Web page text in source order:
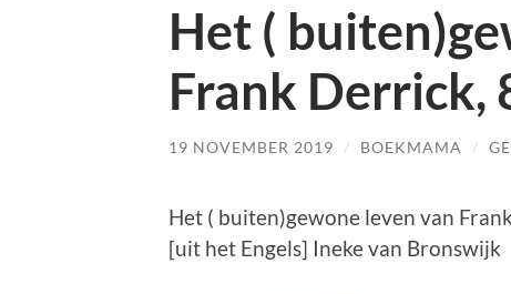
Het (
Frank Derrick,
19 NOVEMBER 2019 / BOEKMAMA /
Het ( buiten)gewone leven van
[uit het Engels] Ineke van Bronswijk